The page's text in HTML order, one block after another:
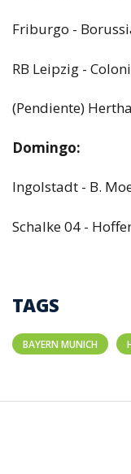
Friburgo -
RB Leipzig -
(Pendiente)
Domingo:
Ingolstadt - B.
Schalke 04 -
TAGS
BAYERN MUNICH